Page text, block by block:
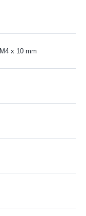
M4 x 10 mm